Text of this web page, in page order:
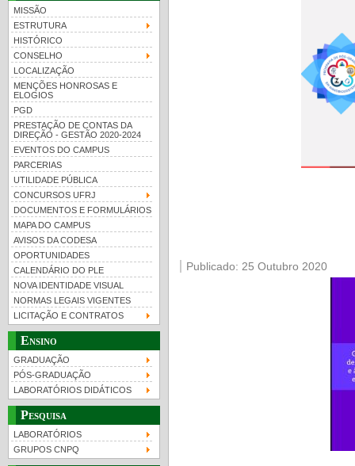
MISSÃO
ESTRUTURA
HISTÓRICO
CONSELHO
LOCALIZAÇÃO
MENÇÕES HONROSAS E
ELOGIOS
PGD
PRESTAÇÃO DE CONTAS DA
DIREÇÃO - GESTÃO 2020-2024
EVENTOS DO CAMPUS
PARCERIAS
UTILIDADE PÚBLICA
CONCURSOS UFRJ
DOCUMENTOS E FORMULÁRIOS
MAPA DO CAMPUS
AVISOS DA CODESA
OPORTUNIDADES
CALENDÁRIO DO PLE
NOVA IDENTIDADE VISUAL
NORMAS LEGAIS VIGENTES
LICITAÇÃO E CONTRATOS
Ensino
GRADUAÇÃO
PÓS-GRADUAÇÃO
LABORATÓRIOS DIDÁTICOS
Pesquisa
LABORATÓRIOS
GRUPOS CNPQ
Publicado: 25 Outubro 2020
UFRJ 100 anos